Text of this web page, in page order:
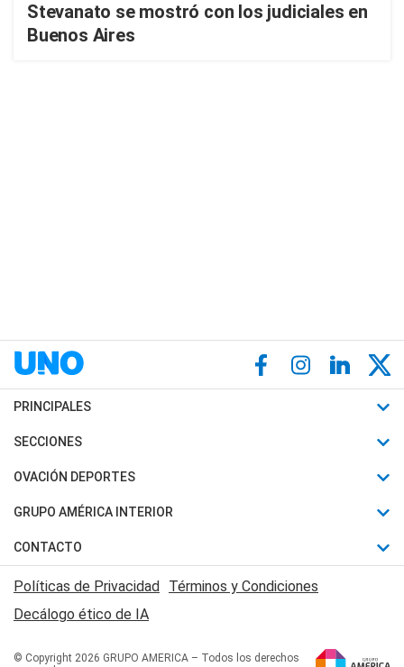
Stevanato se mostró con los judiciales en
Buenos Aires
PRINCIPALES
Últimas Noticias
Política
Judiciales
Economia
SECCIONES
Horóscopo
Motores
Trucos caseros
Series y Películas
Edictos y Solicitadas
OVACIÓN DEPORTES
Fútbol
Mundial
Automovilismo
Rugby
Básquet
GRUPO AMÉRICA INTERIOR
Canal 7 en Vivo
San Juan 8
CONTACTO
Acerca de Nosotros
Contactanos
Políticas de Privacidad Términos y Condiciones
Decálogo ético de IA
© Copyright 2026 GRUPO AMERICA – Todos los derechos